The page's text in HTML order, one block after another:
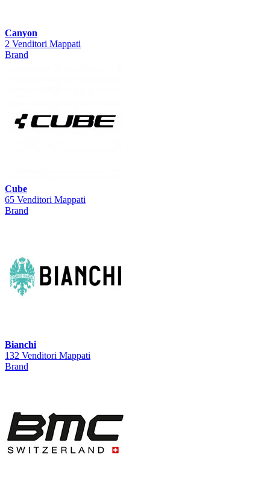
Canyon
2 Venditori Mappati
Brand
Cube
65 Venditori Mappati
Brand
Bianchi
132 Venditori Mappati
Brand